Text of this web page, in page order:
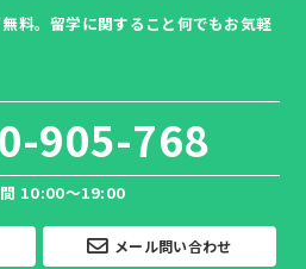
料。留学に関すること何でもお気軽
905-768
10:00～19:00
メール問い合わせ